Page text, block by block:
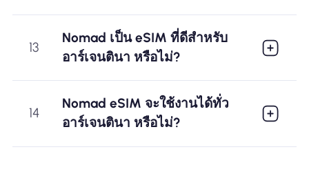
13
Nomad เป็น eSIM ที่ดีสำหรับ
อาร์เจนตินา หรือไม่?
14
Nomad eSIM จะใช้งานได้ทั่ว
อาร์เจนตินา หรือไม่?